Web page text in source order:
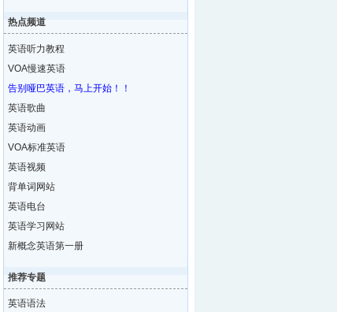
热点频道
英语听力教程
VOA慢速英语
告别哑巴英语，马上开始！！
英语歌曲
英语动画
VOA标准英语
英语视频
背单词网站
英语电台
英语学习网站
新概念英语第一册
推荐专题
英语语法